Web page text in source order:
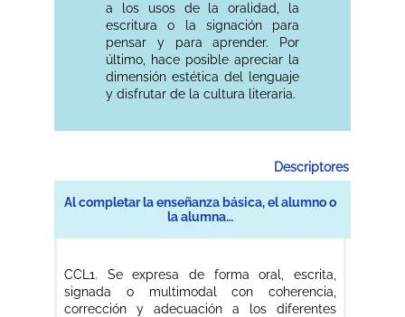
a los usos de la oralidad, la
escritura o la signación para
pensar y para aprender. Por
último, hace posible apreciar la
dimensión estética del lenguaje
y disfrutar de la cultura literaria.
Descriptores
Al completar la enseñanza básica, el alumno o
la alumna…
CCL1. Se expresa de forma oral, escrita,
signada o multimodal con coherencia,
corrección y adecuación a los diferentes